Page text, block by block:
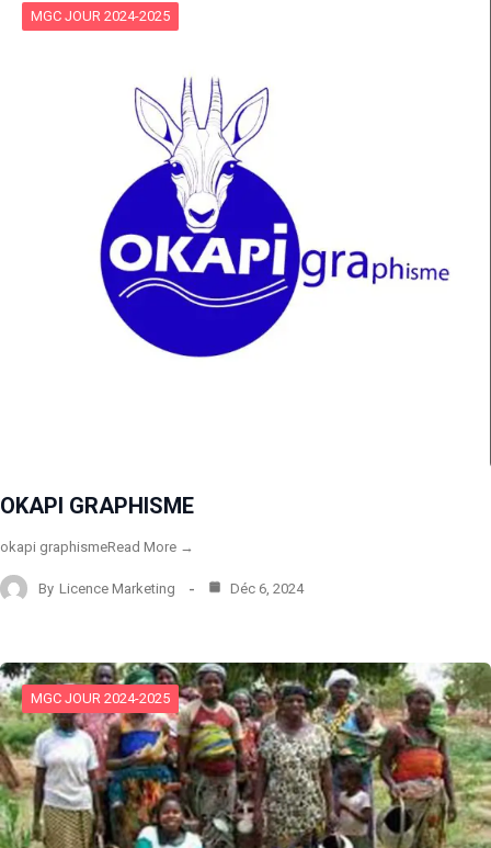
MGC JOUR 2024-2025
OKAPI GRAPHISME
okapi graphismeRead More →
By Licence Marketing Déc 6, 2024
MGC JOUR 2024-2025